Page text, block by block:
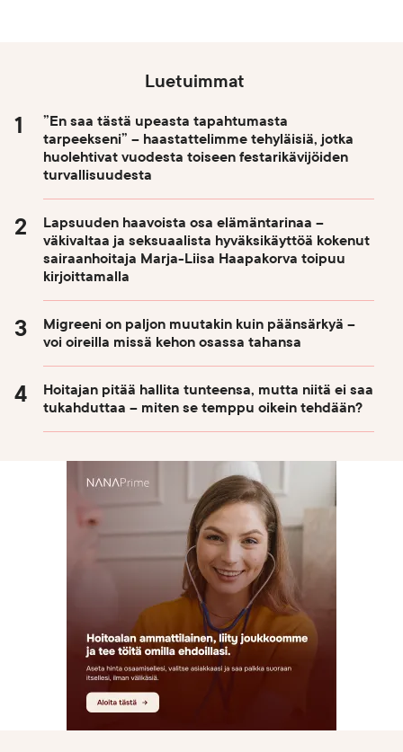
Luetuimmat
”En saa tästä upeasta tapahtumasta
tarpeekseni” – haastattelimme tehyläisiä, jotka
huolehtivat vuodesta toiseen festarikävijöiden
turvallisuudesta
Lapsuuden haavoista osa elämäntarinaa –
väkivaltaa ja seksuaalista hyväksikäyttöä kokenut
sairaanhoitaja Marja-Liisa Haapakorva toipuu
kirjoittamalla
Migreeni on paljon muutakin kuin päänsärkyä –
voi oireilla missä kehon osassa tahansa
Hoitajan pitää hallita tunteensa, mutta niitä ei saa
tukahduttaa – miten se temppu oikein tehdään?